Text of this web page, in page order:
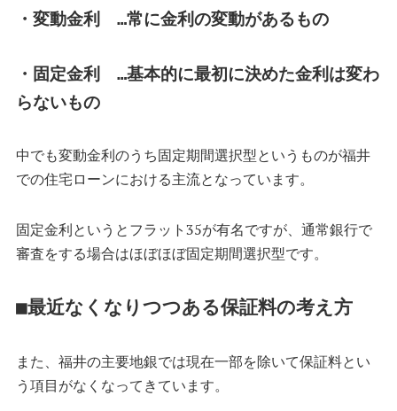
・変動金利 …常に金利の変動があるもの
・固定金利 …基本的に最初に決めた金利は変わ
らないもの
中でも変動金利のうち固定期間選択型というものが福井
での住宅ローンにおける主流となっています。
固定金利というとフラット35が有名ですが、通常銀行で
審査をする場合はほぼほぼ固定期間選択型です。
■最近なくなりつつある保証料の考え方
また、福井の主要地銀では現在一部を除いて保証料とい
う項目がなくなってきています。